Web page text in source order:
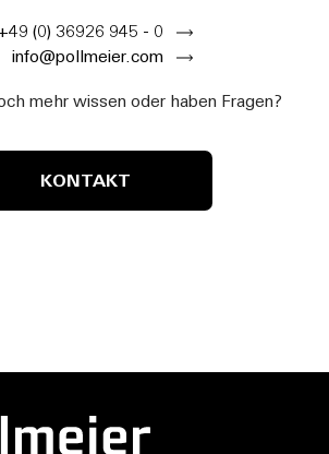
+49 (0) 36926 945 - 0
info@pollmeier.com
mehr wissen oder haben Fragen?
KONTAKT